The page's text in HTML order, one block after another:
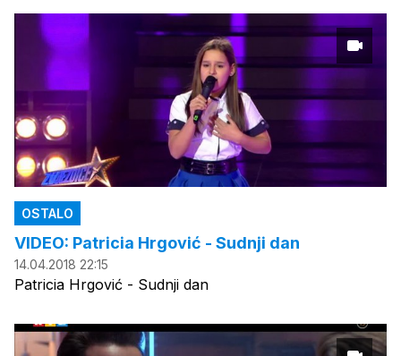
OSTALO
VIDEO: Patricia Hrgović - Sudnji dan
14.04.2018 22:15
Patricia Hrgović - Sudnji dan